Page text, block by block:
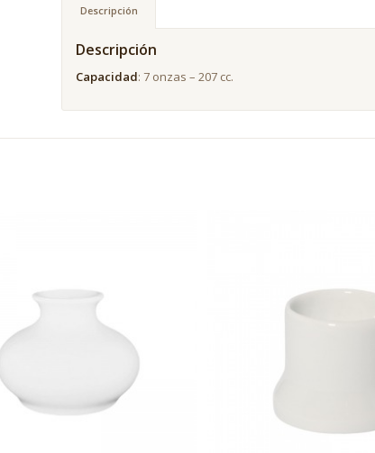
Descripción
Descripción
Capacidad: 7 onzas – 207 cc.